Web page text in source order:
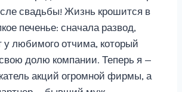
свадьбы! Жизнь крошится в
печенье: сначала развод,
у любимого отчима, который
долю компании. Теперь я —
акций огромной фирмы, а